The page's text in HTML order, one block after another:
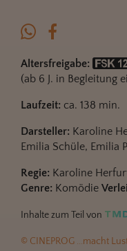
Altersfreigabe:
(ab 6 J. in Begleitung
Laufzeit: ca. 138 min.
Darsteller: Karoline
Emilia Schüle, Emilia
Regie: Karoline
Genre: Komödie
Inhalte zum Teil von
© CINEPROG ...macht